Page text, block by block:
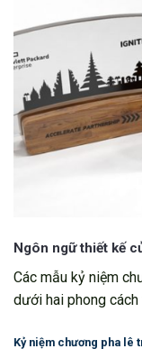
Ngôn ngữ thiết kế
Các mẫu kỷ niệm
dưới hai phong cách
Kỷ niệm chương pha lê